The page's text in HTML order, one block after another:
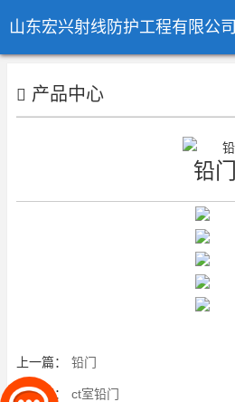
山东宏兴射线防护工程有限公司
产品中心
铅门
上一篇： 铅门
下一篇： ct室铅门